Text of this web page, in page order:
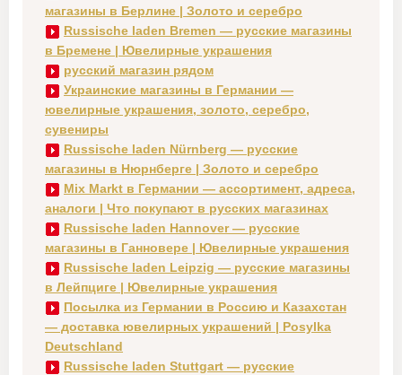
магазины в Берлине | Золото и серебро
Russische laden Bremen — русские магазины
в Бремене | Ювелирные украшения
русский магазин рядом
Украинские магазины в Германии —
ювелирные украшения, золото, серебро,
сувениры
Russische laden Nürnberg — русские
магазины в Нюрнберге | Золото и серебро
Mix Markt в Германии — ассортимент, адреса,
аналоги | Что покупают в русских магазинах
Russische laden Hannover — русские
магазины в Ганновере | Ювелирные украшения
Russische laden Leipzig — русские магазины
в Лейпциге | Ювелирные украшения
Посылка из Германии в Россию и Казахстан
— доставка ювелирных украшений | Posylka
Deutschland
Russische laden Stuttgart — русские